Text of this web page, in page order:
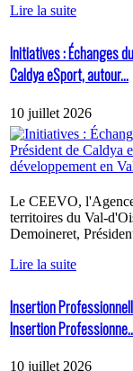
Lire la suite
Initiatives : Échanges
Caldya eSport, autour...
10 juillet 2026
Le CEEVO,
territoires du Val-
Demoineret,
Lire la suite
Insertion
Insertion
10 juillet 2026